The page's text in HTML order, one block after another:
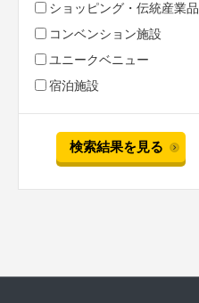
ショッピング・伝統産業品
コンベンション施設
ユニークベニュー
宿泊施設
検索結果を見る